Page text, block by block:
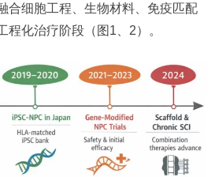
合细胞工程、生物材料、免疫匹配
程化治疗阶段（图1、2）。